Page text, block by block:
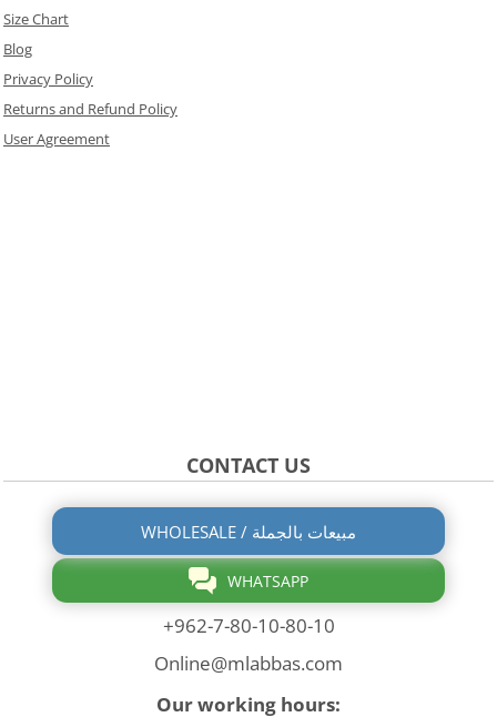
Size Chart
Blog
Privacy Policy
Returns and Refund Policy
User Agreement
CONTACT US
WHOLESALE / مبيعات بالجملة
WHATSAPP
+962-7-80-10-80-10
Online@mlabbas.com
Our working hours: